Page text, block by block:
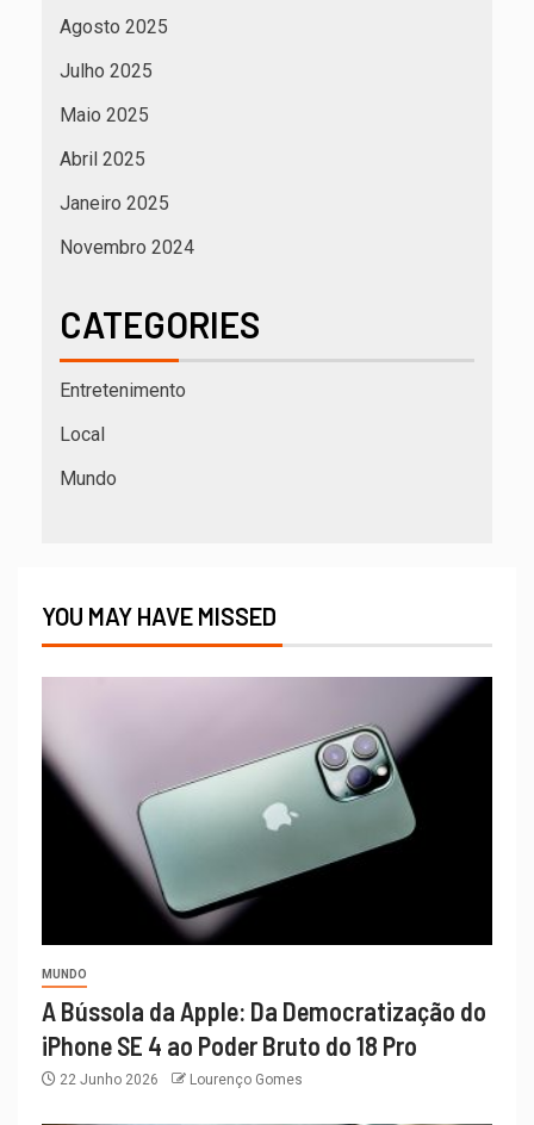
Agosto 2025
Julho 2025
Maio 2025
Abril 2025
Janeiro 2025
Novembro 2024
CATEGORIES
Entretenimento
Local
Mundo
YOU MAY HAVE MISSED
MUNDO
A Bússola da Apple: Da Democratização do
iPhone SE 4 ao Poder Bruto do 18 Pro
22 Junho 2026 Lourenço Gomes